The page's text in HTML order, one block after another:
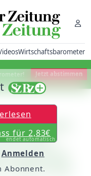
Wirtschaftsbarometer
Jetzt abstimmen
und Nicola
Team
schwersten
für 2,83€
endet automatisch
Anmelden
Abonnent.